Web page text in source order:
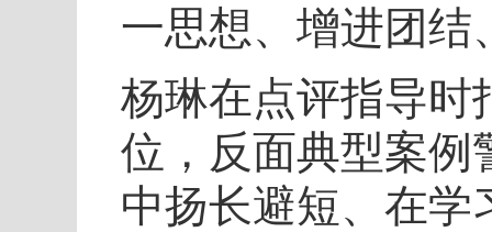
一思想、增进团结
杨琳在点评指导时
位，反面典型案例
中扬长避短、在学